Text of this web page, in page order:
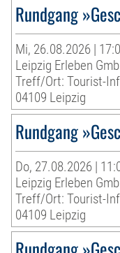
Rundgang
Mi, 26.08.2026 |
Leipzig Erleben
Treff/Ort: Tourist-
04109 Leipzig
Rundgang
Do, 27.08.2026 |
Leipzig Erleben
Treff/Ort: Tourist-
04109 Leipzig